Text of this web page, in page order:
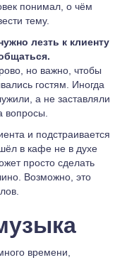
понимал, о чём
тему.
лезть к клиенту
но важно, чтобы
гостям. Иногда
а не заставляли
вопросы.
и подстраивается
в кафе не в духе
просто сделать
Возможно, это
времени,